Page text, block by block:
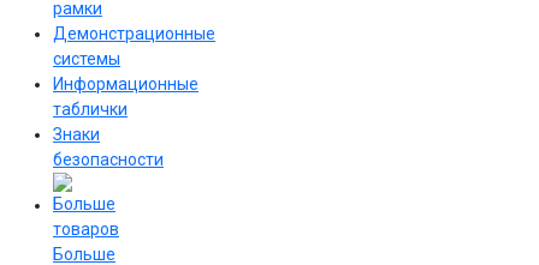
рамки
Демонстрационные
системы
Информационные
таблички
Знаки
безопасности
Больше